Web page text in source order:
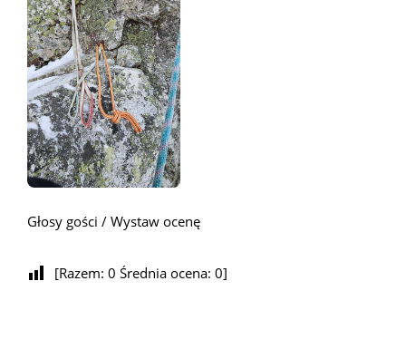
Głosy gości / Wystaw ocenę
[Razem: 0 Średnia ocena: 0]